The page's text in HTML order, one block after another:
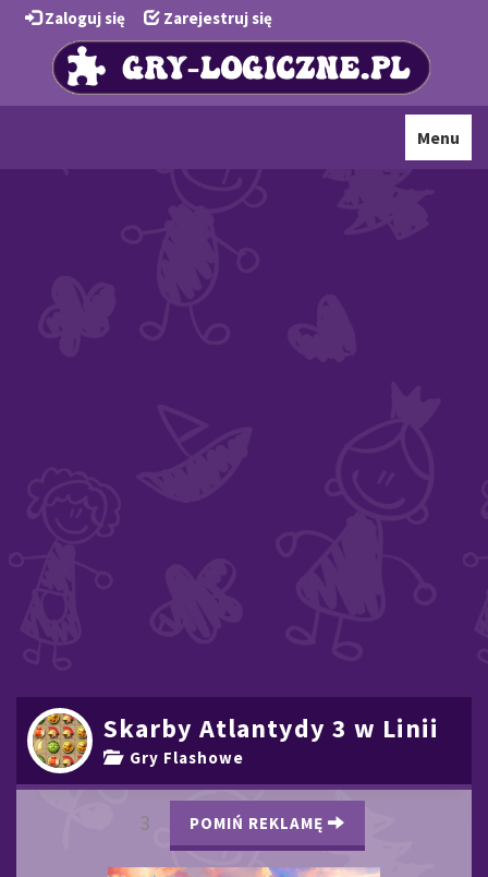
Zaloguj się Zarejestruj się
Toggle
Menu
Skarby Atlantydy 3 w Linii
Gry Flashowe
2 POMIŃ REKLAMĘ